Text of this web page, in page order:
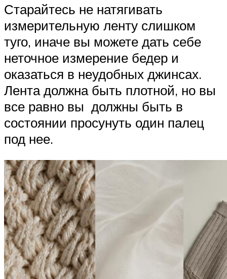
Старайтесь не натягивать
измерительную ленту слишком
туго, иначе вы можете дать себе
неточное измерение бедер и
оказаться в неудобных джинсах.
Лента должна быть плотной, но вы
все равно вы должны быть в
состоянии просунуть один палец
под нее.